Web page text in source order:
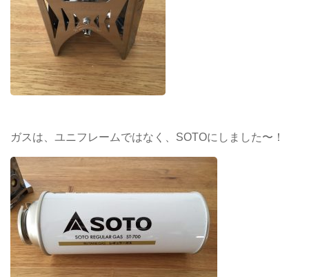
ガスは、ユニフレームではなく、SOTOにしました〜！